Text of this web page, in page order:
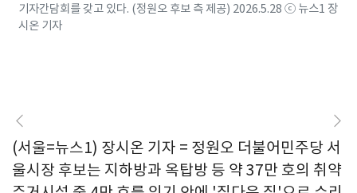
기자간담회를 갖고 있다. (정원오 후보 측 제공) 2026.5.28 ⓒ 뉴스1 장
시온 기자
(서울=뉴스1) 장시온 기자 = 정원오 더불어민주당 서
울시장 후보는 지하방과 옥탑방 등 약 37만 호의 취약